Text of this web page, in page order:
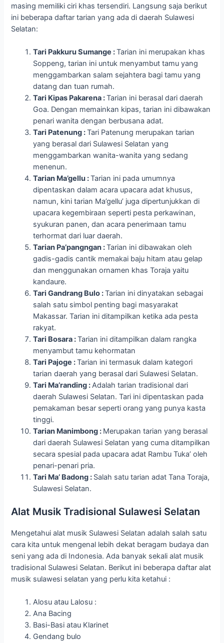
masing memiliki ciri khas tersendiri. Langsung saja berikut
ini beberapa daftar tarian yang ada di daerah Sulawesi
Selatan:
Tari Pakkuru Sumange :Tarian ini merupakan khas
Soppeng, tarian ini untuk menyambut tamu yang
menggambarkan salam sejahtera bagi tamu yang
datang dan tuan rumah.
Tari Kipas Pakarena :Tarian ini berasal dari daerah
Goa. Dengan memainkan kipas, tarian ini dibawakan
penari wanita dengan berbusana adat.
Tari Patenung :Tari Patenung merupakan tarian
yang berasal dari Sulawesi Selatan yang
menggambarkan wanita-wanita yang sedang
menenun.
Tarian Ma’gellu :Tarian ini pada umumnya
dipentaskan dalam acara upacara adat khusus,
namun, kini tarian Ma’gellu’ juga dipertunjukkan di
upacara kegembiraan seperti pesta perkawinan,
syukuran panen, dan acara penerimaan tamu
terhormat dari luar daerah.
Tarian Pa’pangngan :Tarian ini dibawakan oleh
gadis-gadis cantik memakai baju hitam atau gelap
dan menggunakan ornamen khas Toraja yaitu
kandaure.
Tari Gandrang Bulo :Tarian ini dinyatakan sebagai
salah satu simbol penting bagi masyarakat
Makassar. Tarian ini ditampilkan ketika ada pesta
rakyat.
Tari Bosara :Tarian ini ditampilkan dalam rangka
menyambut tamu kehormatan
Tari Pajoge :Tarian ini termasuk dalam kategori
tarian daerah yang berasal dari Sulawesi Selatan.
Tari Ma’randing :Adalah tarian tradisional dari
daerah Sulawesi Selatan. Tari ini dipentaskan pada
pemakaman besar seperti orang yang punya kasta
tinggi.
Tarian Manimbong : Merupakan tarian yang berasal
dari daerah Sulawesi Selatan yang cuma ditampilkan
secara spesial pada upacara adat Rambu Tuka’ oleh
penari-penari pria.
Tari Ma’ Badong : Salah satu tarian adat Tana Toraja,
Sulawesi Selatan.
Alat Musik Tradisional Sulawesi Selatan
Mengetahui alat musik Sulawesi Selatan adalah salah satu
cara kita untuk mengenal lebih dekat beragam budaya dan
seni yang ada di Indonesia. Ada banyak sekali alat musik
tradisional Sulawesi Selatan. Berikut ini beberapa daftar alat
musik sulawesi selatan yang perlu kita ketahui :
Alosu atau Lalosu :
Ana Bacing
Basi-Basi atau Klarinet
Gendang bulo